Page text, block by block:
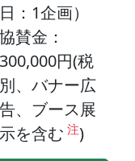
日：1企画）
協賛金：
300,000円(税
別、バナー広
告、ブース展
示を含む 注)